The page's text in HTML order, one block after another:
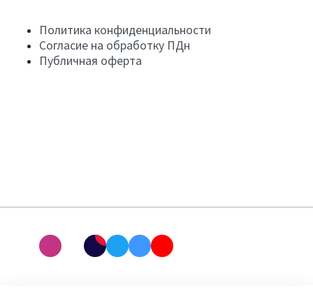
Политика конфиденциальности
Согласие на обработку ПДн
Публичная оферта